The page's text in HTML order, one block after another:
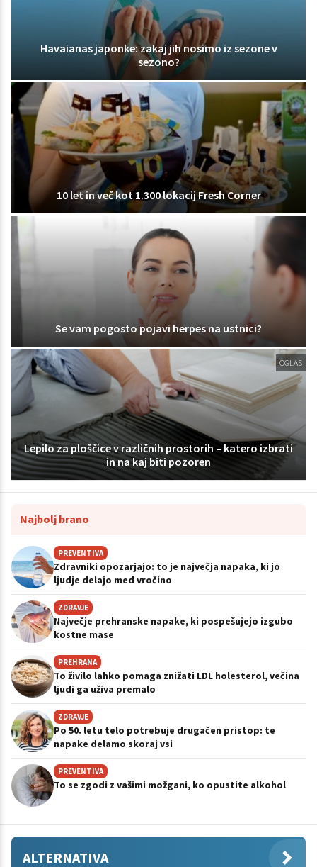
Havaianas japonke: zakaj jih nosimo iz sezone v
sezono?
10 let in več kot 1.300 lokacij Fresh Corner
Se vam pogosto pojavi herpes na ustnici?
OGLAS
Lepilo za ploščice v različnih prostorih – katero izbrati
in na kaj biti pozoren
Najbolj brano
PREVENTIVA
Zdravniki opozarjajo: to je največja napaka, ki jo
ljudje delajo med vročino
ZDRAVJE
Največje prehranske napake, ki pospešujejo izgubo
kostne mase
PREHRANA
To živilo lahko pomaga znižati LDL holesterol, večina
ljudi ga uživa premalo
ZDRAVJE
Po 50. letu telo potrebuje drugačen pristop: te
napake delamo skoraj vsi
PREVENTIVA
To se zgodi z vašimi možgani, ko opustite alkohol
ALTERNATIVA